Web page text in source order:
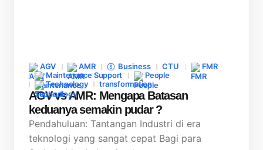
AGV AMR Business CTU
FMR
Maintenance Support
People
Technology
transformation
AGV vs AMR: Mengapa Batasan
keduanya semakin pudar ?
Pendahuluan: Tantangan Industri di era
teknologi yang sangat cepat Bagi para